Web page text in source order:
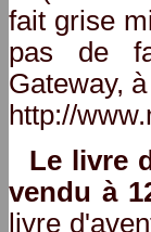
fait grise
pas de
Gateway,
http://
Le livre
vendu à
livre